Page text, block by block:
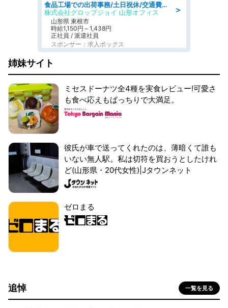
＞
食品工場での出荷事務/土日祝休/交通費支給
株式会社グロップジョイ 山形オフィス
山形県 東根市
時給1,150円～1,438円
正社員 / 派遣社員
スポンサー：求人ボックス
姉妹サイト
ミセスドーナツ全4種を実食レビュー!可愛さ
も食べ応えもばっちりで大満足。
彼氏が車で送ってくれたのは、薄暗くて誰も
いない無人駅。私は切符を買おうとしたけれ
ど(山形県・20代女性)|Jタウンネット
ゼロまる
追悼 一覧を見る